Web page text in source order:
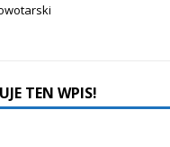
TEN WPIS!